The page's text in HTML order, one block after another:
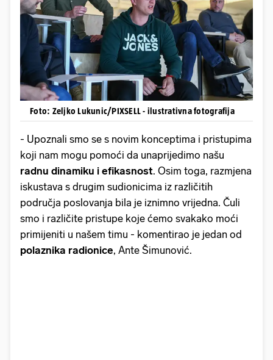
Foto: Zeljko Lukunic/PIXSELL - ilustrativna fotografija
- Upoznali smo se s novim konceptima i pristupima
koji nam mogu pomoći da unaprijedimo našu
radnu dinamiku i efikasnost. Osim toga, razmjena
iskustava s drugim sudionicima iz različitih
područja poslovanja bila je iznimno vrijedna. Čuli
smo i različite pristupe koje ćemo svakako moći
primijeniti u našem timu - komentirao je jedan od
polaznika radionice, Ante Šimunović.